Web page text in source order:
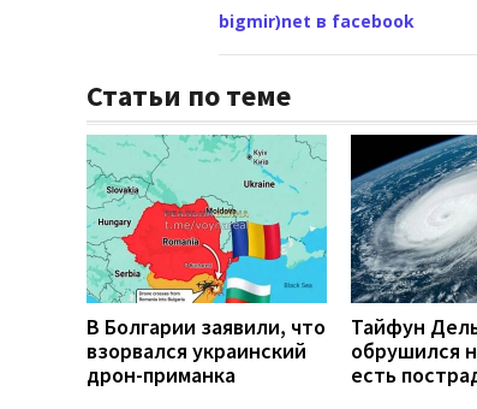
bigmir)net в facebook
Статьи по теме
В Болгарии заявили, что
взорвался украинский
дрон-приманка
Тайфун
обрушился
есть